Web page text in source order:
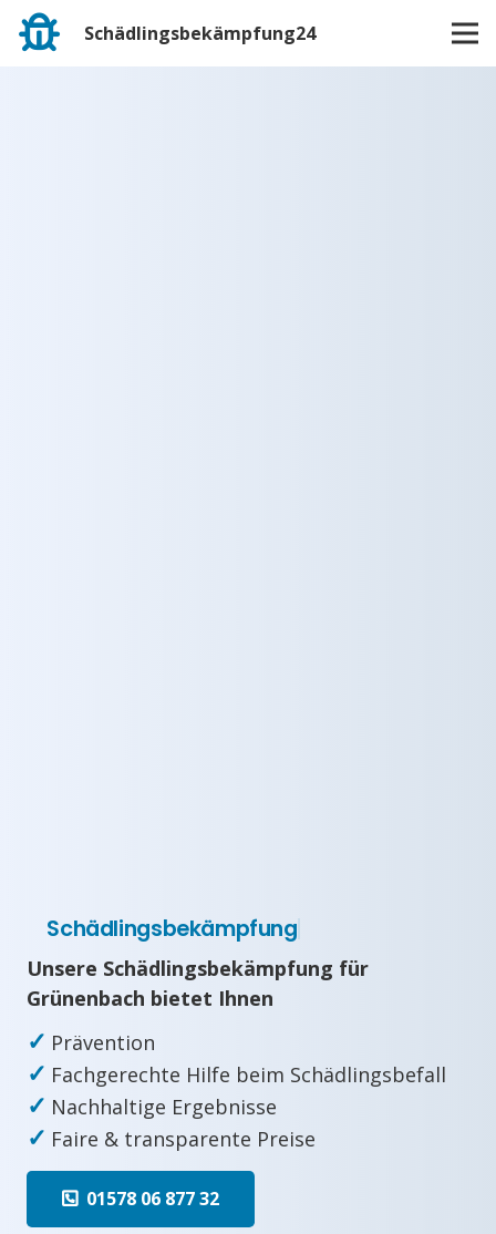
Schädlingsbekämpfung24
Schädlingsbekämpfung
Unsere Schädlingsbekämpfung für
Grünenbach bietet Ihnen
✓ Prävention
✓ Fachgerechte Hilfe beim Schädlingsbefall
✓ Nachhaltige Ergebnisse
✓ Faire & transparente Preise
01578 06 877 32